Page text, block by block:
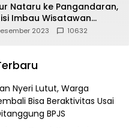
Nataru ke Pangandaran,
Imbau Wisatawan
Jalur Arteri
2023 10632
Nyeri Lutut, Warga
Bisa Beraktivitas Usai
BPJS